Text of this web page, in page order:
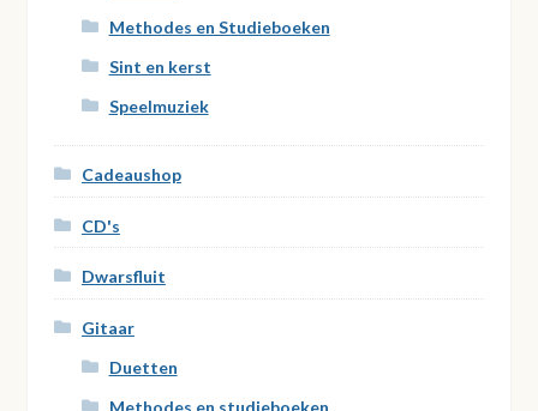
Methodes en Studieboeken
Sint en kerst
Speelmuziek
Cadeaushop
CD's
Dwarsfluit
Gitaar
Duetten
Methodes en studieboeken